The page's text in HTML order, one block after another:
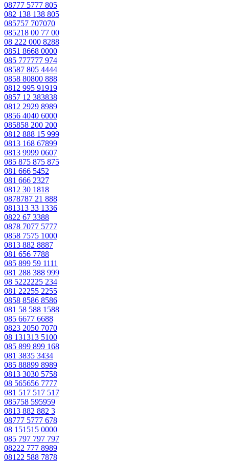
08777 5777 805
082 138 138 805
085757 707070
085218 00 77 00
08 222 000 8288
0851 8668 0000
085 777777 974
08587 805 4444
0858 80800 888
0812 995 91919
0857 12 383838
0812 2929 8989
0856 4040 6000
085858 200 200
0812 888 15 999
0813 168 67899
0813 9999 0607
085 875 875 875
081 666 5452
081 666 2327
0812 30 1818
0878787 21 888
081313 33 1336
0822 67 3388
0878 7077 5777
0858 7575 1000
0813 882 8887
081 656 7788
085 899 59 1111
081 288 388 999
08 5222225 234
081 22255 2255
0858 8586 8586
081 58 588 1588
085 6677 6688
0823 2050 7070
08 131313 5100
085 899 899 168
081 3835 3434
085 88899 8989
0813 3030 5758
08 565656 7777
081 517 517 517
085758 595959
0813 882 882 3
08777 5777 678
08 151515 0000
085 797 797 797
08222 777 8989
08122 588 7878